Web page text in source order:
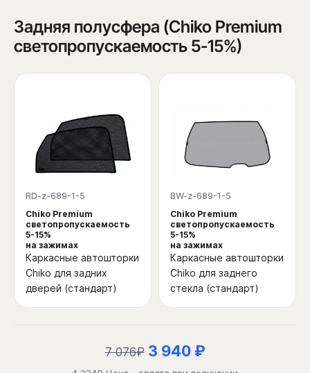
Задняя полусфера (Chiko Premium
светопропускаемость 5-15%)
RD-z-689-1-5
Chiko Premium
светопропускаемость
5-15%
на зажимах
Каркасные автошторки
Chiko для задних
дверей (стандарт)
BW-z-689-1-5
Chiko Premium
светопропускаемость
5-15%
на зажимах
Каркасные автошторки
Chiko для заднего
стекла (стандарт)
7 076₽ 3 940 ₽